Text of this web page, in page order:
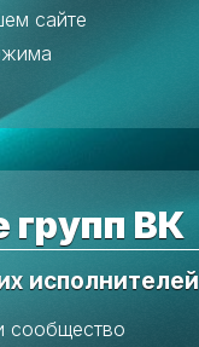
сайте
ВК
исполнителей
сообщество